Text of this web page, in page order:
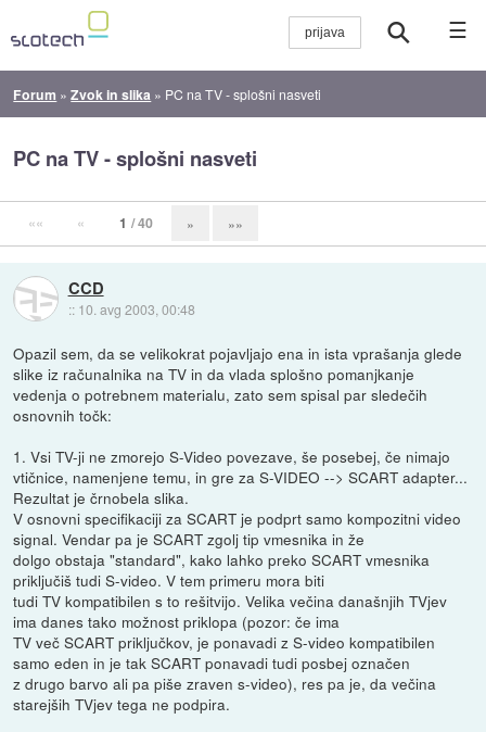
☰
Forum »Zvok in slika » PC na TV - splošni nasveti
PC na TV - splošni nasveti
«« « 1 / 40 » »»
CCD
:: 10. avg 2003, 00:48
Opazil sem, da se velikokrat pojavljajo ena in ista vprašanja glede
slike iz računalnika na TV in da vlada splošno pomanjkanje
vedenja o potrebnem materialu, zato sem spisal par sledečih
osnovnih točk:
1. Vsi TV-ji ne zmorejo S-Video povezave, še posebej, če nimajo
vtičnice, namenjene temu, in gre za S-VIDEO --> SCART adapter...
Rezultat je črnobela slika.
V osnovni specifikaciji za SCART je podprt samo kompozitni video
signal. Vendar pa je SCART zgolj tip vmesnika in že
dolgo obstaja "standard", kako lahko preko SCART vmesnika
priključiš tudi S-video. V tem primeru mora biti
tudi TV kompatibilen s to rešitvijo. Velika večina današnjih TVjev
ima danes tako možnost priklopa (pozor: če ima
TV več SCART priključkov, je ponavadi z S-video kompatibilen
samo eden in je tak SCART ponavadi tudi posbej označen
z drugo barvo ali pa piše zraven s-video), res pa je, da večina
starejših TVjev tega ne podpira.